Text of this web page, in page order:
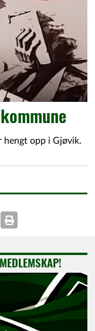
hengt opp i Gjøvik.